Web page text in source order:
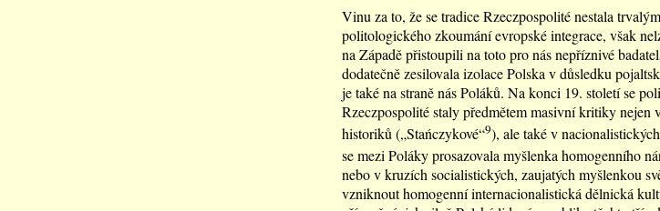
Vinu za to, že se tradice Rzeczpospolité nestala
politologického zkoumání evropské integrace, však
na Západě přistoupili na toto pro nás nepříznivé
dodatečně zesilovala izolace Polska v důsledku
je také na straně nás Poláků. Na konci 19. století se
Rzeczpospolité staly předmětem masivní kritiky nejen
historiků („Stańczykové“9), ale také v
se mezi Poláky prosazovala myšlenka homogenního
nebo v kruzích socialistických, zaujatých myšlenkou
vzniknout homogenní internacionalistická dělnická